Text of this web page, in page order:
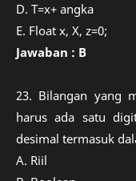
D. T=x+ angka
E. Float x, X, z=0;
Jawaban : B
23. Bilangan yang
harus ada satu
desimal termasuk
A. Riil